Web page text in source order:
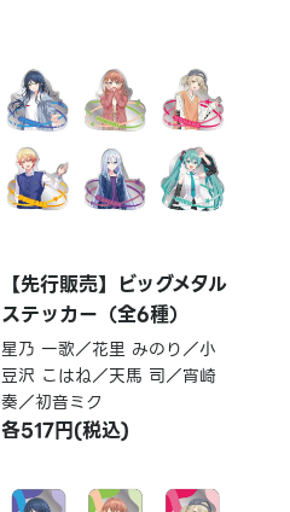
【先行販売】ビッグメタル
ステッカー（全6種）
星乃 一歌／花里 みのり／小
豆沢 こはね／天馬 司／宵崎
奏／初音ミク
各517円(税込)